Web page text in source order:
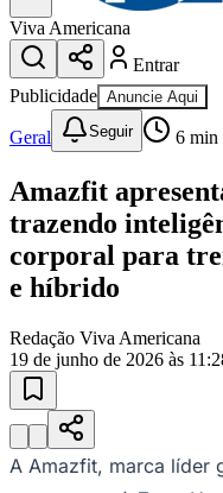
Viva Americana
Entrar
Publicidade Anuncie Aqui
Geral Seguir 6 min
Amazfit
trazendo
corporal para
e híbrido
Redação Viva Americana
19 de junho de 2026 às
A Amazfit, marca líder